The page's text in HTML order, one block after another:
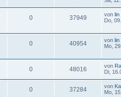
0 37949 von lin
Do,
0 40954 von lin
Mo,
0 48016 von
Di,
0 37284 von
Mo,